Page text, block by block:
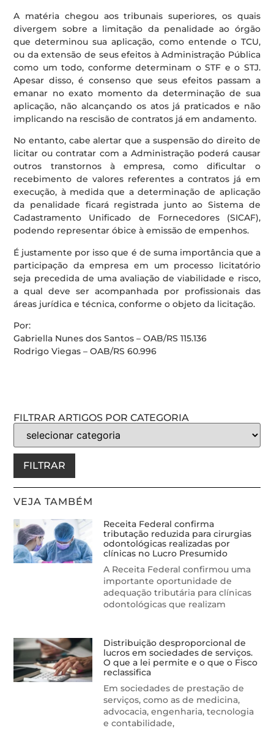
A matéria chegou aos tribunais superiores, os quais
divergem sobre a limitação da penalidade ao órgão
que determinou sua aplicação, como entende o TCU,
ou da extensão de seus efeitos à Administração Pública
como um todo, conforme determinam o STF e o STJ.
Apesar disso, é consenso que seus efeitos passam a
emanar no exato momento da determinação de sua
aplicação, não alcançando os atos já praticados e não
implicando na rescisão de contratos já em andamento.
No entanto, cabe alertar que a suspensão do direito de
licitar ou contratar com a Administração poderá causar
outros transtornos à empresa, como dificultar o
recebimento de valores referentes a contratos já em
execução, à medida que a determinação de aplicação
da penalidade ficará registrada junto ao Sistema de
Cadastramento Unificado de Fornecedores (SICAF),
podendo representar óbice à emissão de empenhos.
É justamente por isso que é de suma importância que a
participação da empresa em um processo licitatório
seja precedida de uma avaliação de viabilidade e risco,
a qual deve ser acompanhada por profissionais das
áreas jurídica e técnica, conforme o objeto da licitação.
Por:
Gabriella Nunes dos Santos – OAB/RS 115.136
Rodrigo Viegas – OAB/RS 60.996
FILTRAR ARTIGOS POR CATEGORIA
FILTRAR
VEJA TAMBÉM
Receita Federal confirma
tributação reduzida para cirurgias
odontológicas realizadas por
clínicas no Lucro Presumido
A Receita Federal confirmou uma
importante oportunidade de
adequação tributária para clínicas
odontológicas que realizam
Distribuição desproporcional de
lucros em sociedades de serviços.
O que a lei permite e o que o Fisco
reclassifica
Em sociedades de prestação de
serviços, como as de medicina,
advocacia, engenharia, tecnologia
e contabilidade,